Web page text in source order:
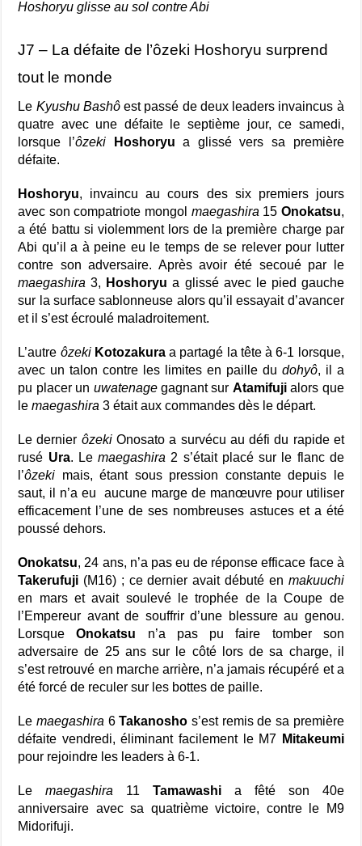
Hoshoryu glisse au sol contre Abi
J7 – La défaite de l’ôzeki Hoshoryu surprend
tout le monde
Le Kyushu Bashôest passé de deux leaders invaincus à
quatre avec une défaite le septième jour, ce samedi,
lorsque l’ôzeki Hoshoryu a glissé vers sa première
défaite.
Hoshoryu, invaincu au cours des six premiers jours
avec son compatriote mongol maegashira15 Onokatsu,
a été battu si violemment lors de la première charge par
Abi qu’il a à peine eu le temps de se relever pour lutter
contre son adversaire. Après avoir été secoué par le
maegashira 3, Hoshoryu a glissé avec le pied gauche
sur la surface sablonneuse alors qu’il essayait d’avancer
et il s’est écroulé maladroitement.
L’autre ôzeki Kotozakuraa partagé la tête à 6-1 lorsque,
avec un talon contre les limites en paille du dohyô, il a
pu placer un uwatenagegagnant sur Atamifujialors que
lemaegashira 3 était aux commandes dès le départ.
Le dernier ôzekiOnosato a survécu au défi du rapide et
rusé Ura. Lemaegashira 2 s’était placé sur le flanc de
l’ôzeki mais, étant sous pression constante depuis le
saut, il n’a eu aucune marge de manœuvre pour utiliser
efficacement l’une de ses nombreuses astuces et a été
poussé dehors.
Onokatsu, 24 ans, n’a pas eu de réponse efficace face à
Takerufuji (M16) ; ce dernier avait débuté en makuuchi
en mars et avait soulevé le trophée de la Coupe de
l’Empereur avant de souffrir d’une blessure au genou.
LorsqueOnokatsu n’a pas pu faire tomber son
adversaire de 25 ans sur le côté lors de sa charge, il
s’est retrouvé en marche arrière, n’a jamais récupéré et a
été forcé de reculer sur les bottes de paille.
Le maegashira6Takanosho s’est remis de sa première
défaite vendredi, éliminant facilement le M7
Mitakeumi
pour rejoindre les leaders à 6-1.
Lemaegashira 11Tamawashi a fêté son 40e
anniversaire avec sa quatrième victoire, contre le M9
Midorifuji.